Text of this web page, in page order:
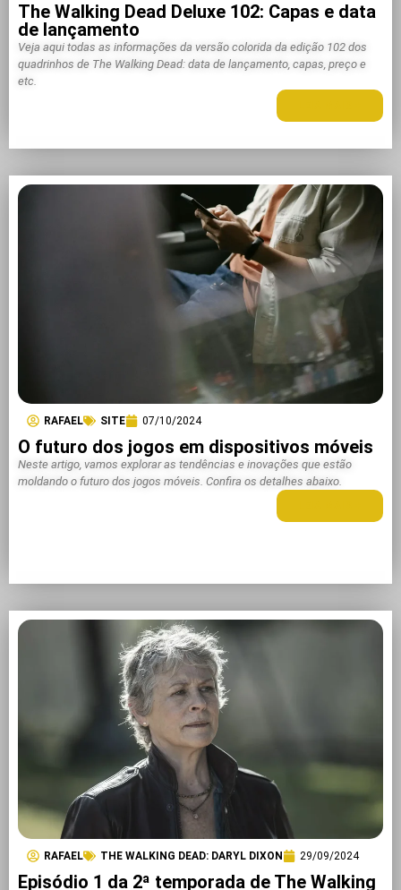
The Walking Dead Deluxe 102: Capas e data
de lançamento
Veja aqui todas as informações da versão colorida da edição 102 dos
quadrinhos de The Walking Dead: data de lançamento, capas, preço e
etc.
RAFAEL SITE 07/10/2024
O futuro dos jogos em dispositivos móveis
Neste artigo, vamos explorar as tendências e inovações que estão
moldando o futuro dos jogos móveis. Confira os detalhes abaixo.
RAFAEL THE WALKING DEAD: DARYL DIXON 29/09/2024
Episódio 1 da 2ª temporada de The Walking